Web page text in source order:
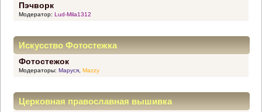
Пэчворк
Модератор: Lud-Mila1312
Искусство Фотостежка
Фотостежок
Модераторы: Маруся, Mazzy
Церковная православная вышивка